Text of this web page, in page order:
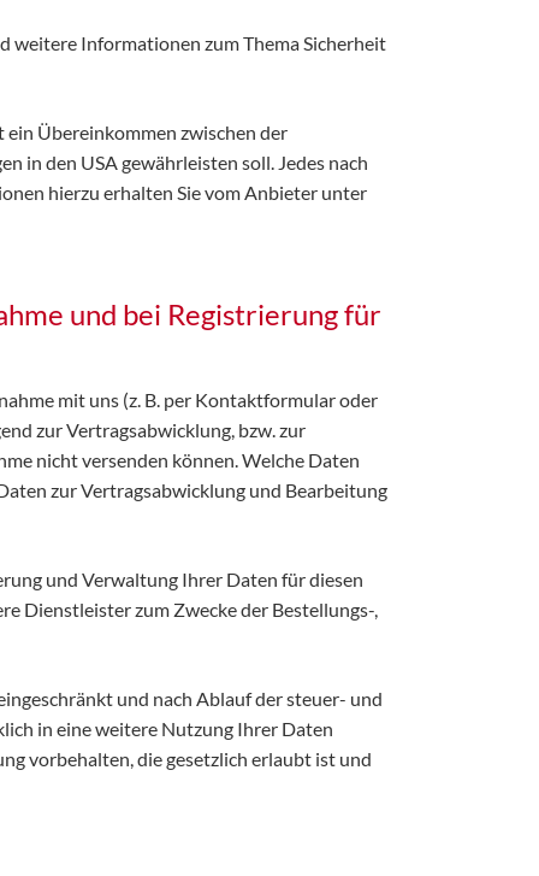
weitere Informationen zum Thema Sicherheit
ein Übereinkommen zwischen der
in den USA gewährleisten soll. Jedes nach
hierzu erhalten Sie vom Anbieter unter
und bei Registrierung für
mit uns (z. B. per Kontaktformular oder
zur Vertragsabwicklung, bzw. zur
nicht versenden können. Welche Daten
zur Vertragsabwicklung und Bearbeitung
und Verwaltung Ihrer Daten für diesen
Dienstleister zum Zwecke der Bestellungs-,
und nach Ablauf der steuer- und
in eine weitere Nutzung Ihrer Daten
vorbehalten, die gesetzlich erlaubt ist und